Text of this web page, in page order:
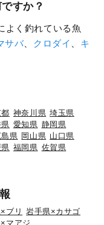
すか？
よく釣れている魚
サバ、 クロダイ
キ
神奈川県 埼玉県
愛知県 静岡県
島県 岡山県 山口県
福岡県 佐賀県
ブリ
岩手県×カサゴ
マアジ